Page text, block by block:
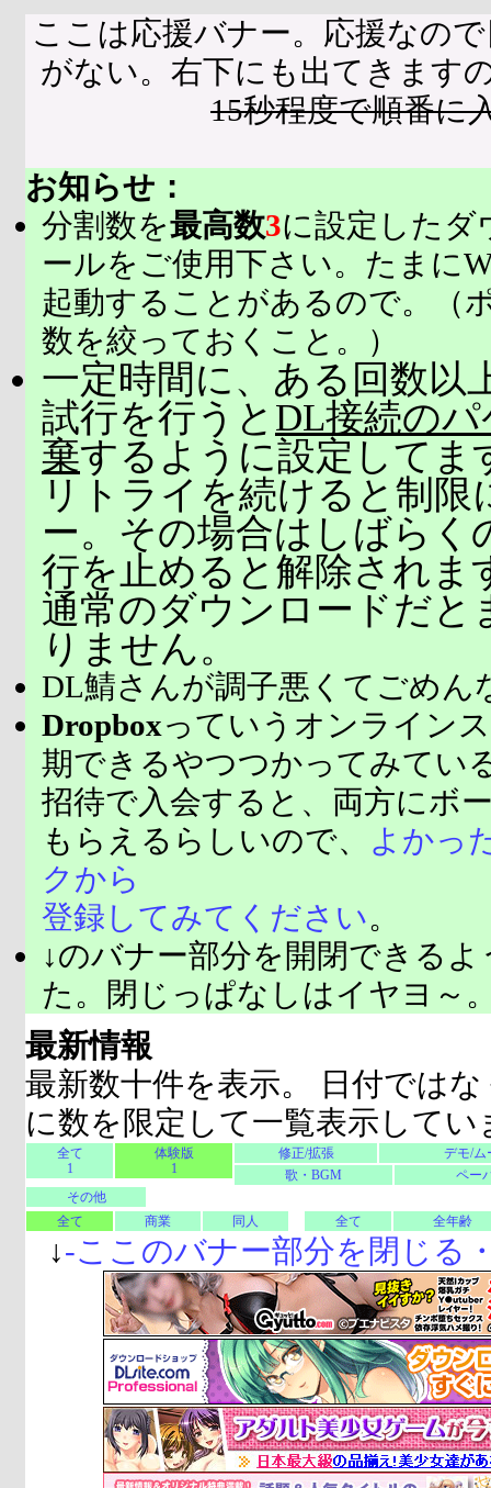
ここは応援バナー。応援なの
がない。右下にも出てきます
15秒程度で順番に
お知らせ：
分割数を最高数3に設定したダ
ールをご使用下さい。たまに
起動することがあるので。（
数を絞っておくこと。）
一定時間に、ある回数以
試行を行うと DL接続の
棄するように設定してま
リトライを続けると制限
ー。その場合はしばらく
行を止めると解除されま
通常のダウンロードだと
りません。
DL鯖さんが調子悪くてごめん
Dropboxっていうオンライン
期できるやつつかってみてい
招待で入会すると、両方にボ
もらえるらしいので、
よかっ
クから
登録してみてください。
↓のバナー部分を開閉できる
た。閉じっぱなしはイヤヨ～
最新情報
最新数十件を表示。 日付では
に数を限定して一覧表示してい
全て
1
体験版
1
修正/拡張
デモ/ム
歌・BGM
ペー
その他
全て
商業 同人 全て 全年齢
↓-ここのバナー部分を閉じる